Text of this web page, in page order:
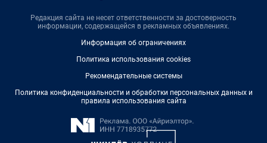
Редакция сайта не несет ответственности за достоверность
информации, содержащейся в рекламных объявлениях.
Информация об ограничениях
Политика использования cookies
Рекомендательные системы
Политика конфиденциальности и обработки персональных данных и
правила использования сайта